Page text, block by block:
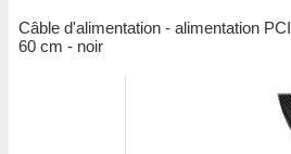
Câble d'alimentation - alimentation
60 cm - noir